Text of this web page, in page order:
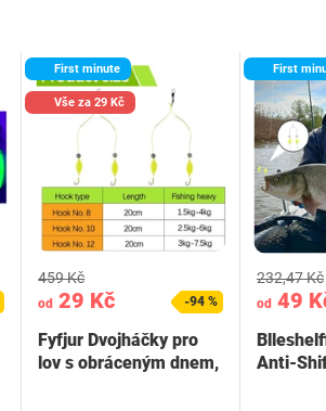
First minute
Vše za 29 Kč
od 29 Kč
459 Kč
-94 %
Fyfjur Dvojháčky pro
lov s obráceným dnem,
First
od49
232,47 Kč
Anti-